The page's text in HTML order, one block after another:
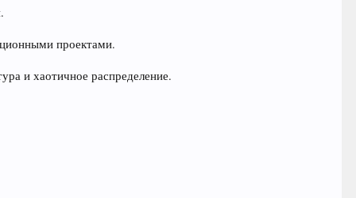
проектами.
и хаотичное распределение.